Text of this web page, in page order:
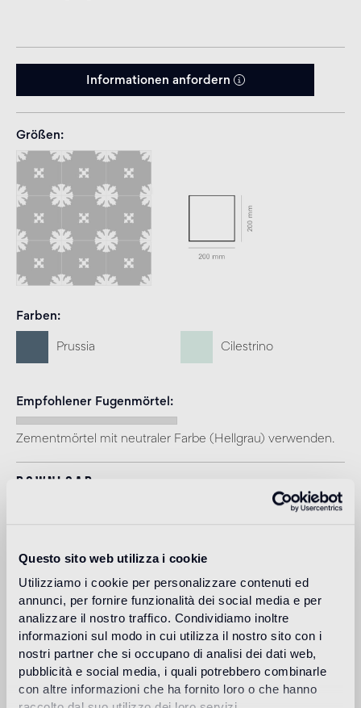
Questo sito web utilizza i cookie
Utilizziamo i cookie per personalizzare contenuti ed
annunci, per fornire funzionalità dei social media e per
analizzare il nostro traffico. Condividiamo inoltre
informazioni sul modo in cui utilizza il nostro sito con i
nostri partner che si occupano di analisi dei dati web,
pubblicità e social media, i quali potrebbero combinarle
con altre informazioni che ha fornito loro o che hanno
Informationen anfordern
Größen
Farben
Prussia Cilestrino
Empfohlener Fugenmörtel
Zementmörtel mit neutraler Farbe (Hellgrau) verwenden.
Download
bisazza design
studio
company that plays an important role in building the
stylistic identity of the brand. In addition to supporting the
designers collaborating with Bisazza in the development of
new collections, it contributes to expanding the company's
product range with original decorative proposals.